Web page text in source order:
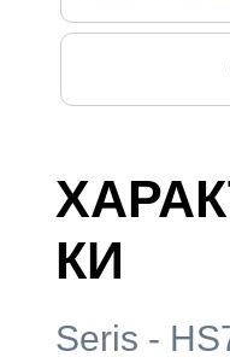
КИ
Seris -